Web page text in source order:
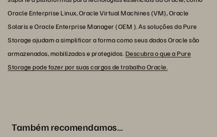
Oracle Enterprise Linux, Oracle Virtual Machines (VM), Oracle
Solaris e Oracle Enterprise Manager (OEM ). As soluções da Pure
Storage ajudam a simplificar a forma como seus dados Oracle são
armazenados, mobilizados e protegidos. Descubra o que a Pure
Storage pode fazer por suas cargas de trabalho Oracle.
Também recomendamos…